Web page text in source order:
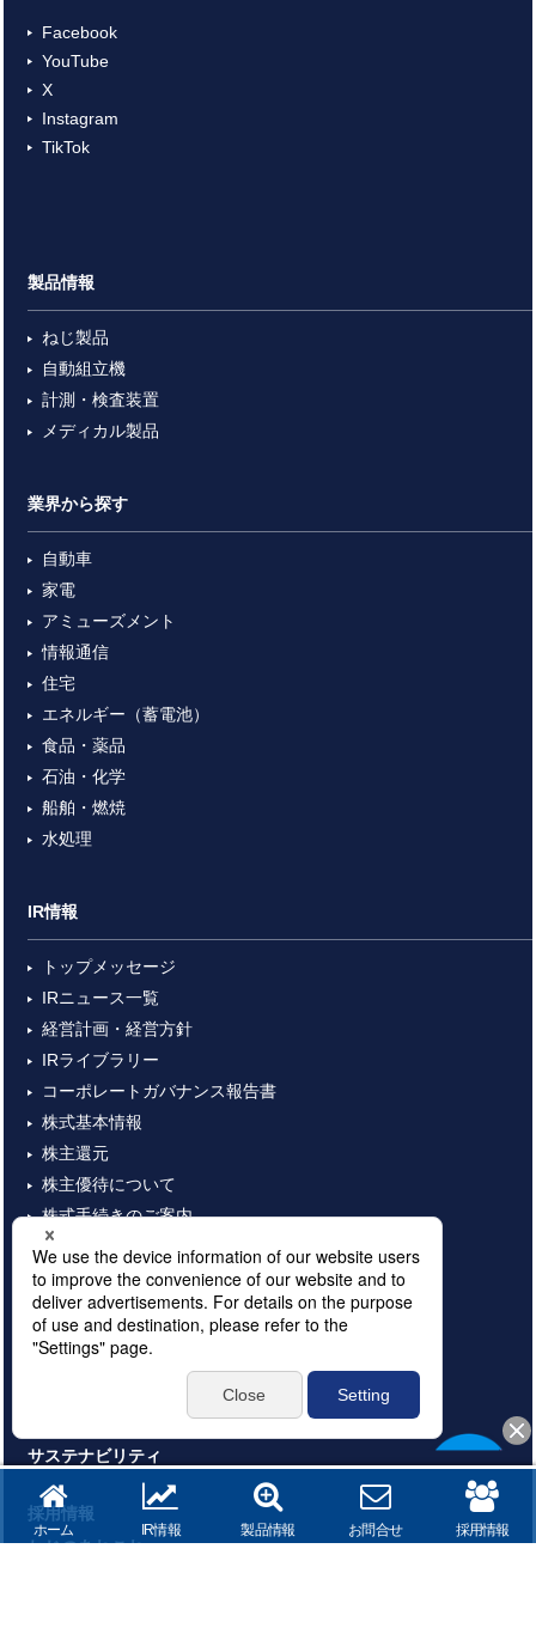
ホーム IR情報 製品情報 お問合せ 採用情報
Facebook
YouTube
X
Instagram
TikTok
製品情報
ねじ製品
自動組立機
計測・検査装置
メディカル製品
業界から探す
自動車
家電
アミューズメント
情報通信
住宅
エネルギー（蓄電池）
食品・薬品
石油・化学
船舶・燃焼
水処理
IR情報
トップメッセージ
IRニュース一覧
経営計画・経営方針
IRライブラリー
コーポレートガバナンス報告書
株式基本情報
株主還元
株主優待について
株式手続きのご案内
株主総会資料
電子公告
決算情報
IRカレンダー
サステナビリティ
採用情報
ねじのあれこれ